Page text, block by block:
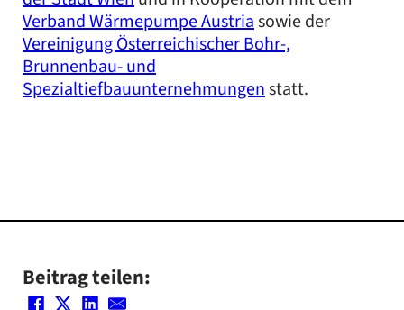
Verband Wärmepumpe Austriasowie der
Vereinigung Österreichischer Bohr-,
Brunnenbau- und
Spezialtiefbauunternehmungenstatt.
Beitrag teilen: